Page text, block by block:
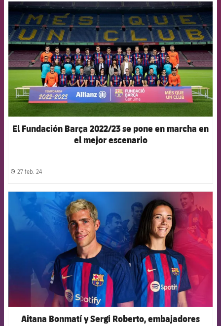
FCB Barcelona badge
El Fundación Barça 2022/23 se pone en marcha en
el mejor escenario
label.share.clock
27 feb. 24
FCB Barcelona badge
Aitana Bonmatí y Sergi Roberto, embajadores